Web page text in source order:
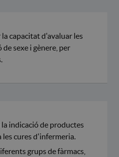
la capacitat d'avaluar les
sexe i gènere, per
la indicació de productes
cures d'infermeria.
grups de fàrmacs,